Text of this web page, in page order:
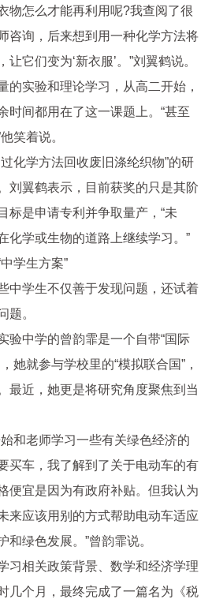
物怎么才能再利用呢?我查阅了很
咨询，后来想到用一种化学方法将
它们变为‘新衣服’。”刘翼鹤说。
的实验和理论学习 ，从高二开始，
时间都用在了这一课题上。“甚至
笑着说。
化学方法回收废旧涤纶织物”的研
刘翼鹤表示，目前获奖的只是其阶
标是申请专利并争取量产，“未
化学或生物的道路上继续学习 。”
学生方案”
中学生不仅善于发现问题，还试着
题。
验中学的曾韵霏是一个自带“国际
她就参与学校里的“模拟联合国”，
最近 ，她更是将研究角度聚焦到当
和老师学习一些有关绿色经济的
买车，我了解到了关于电动车的有
便宜是因为有政府补贴。但我认为
来应该用别的方式帮助电动车适应
绿色发展。”曾韵霏说。
习相关政策背景、数学和经济学理
几个月，最终完成了一篇名为《税